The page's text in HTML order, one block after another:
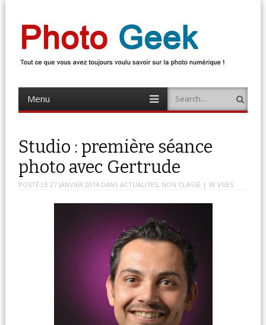
Photo Geek
Menu
content
Search
Studio : première séance
photo avec Gertrude
POSTÉ LE 27 JANVIER 2014 DANSACTUALITES, NON CLASSÉ | 38 VUES